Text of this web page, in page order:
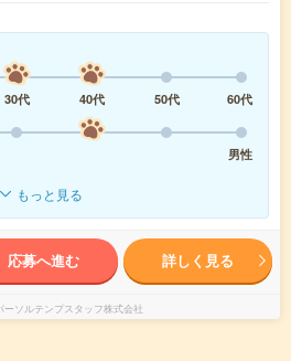
30代 40代 50代
60代
男性
もっと見る
応募へ進む 詳しく見る
ーソルテンプスタッフ株式会社